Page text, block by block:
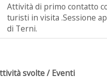
Attività di primo contatto
turisti in visita .Sessione
di Terni.
svolte / Eventi